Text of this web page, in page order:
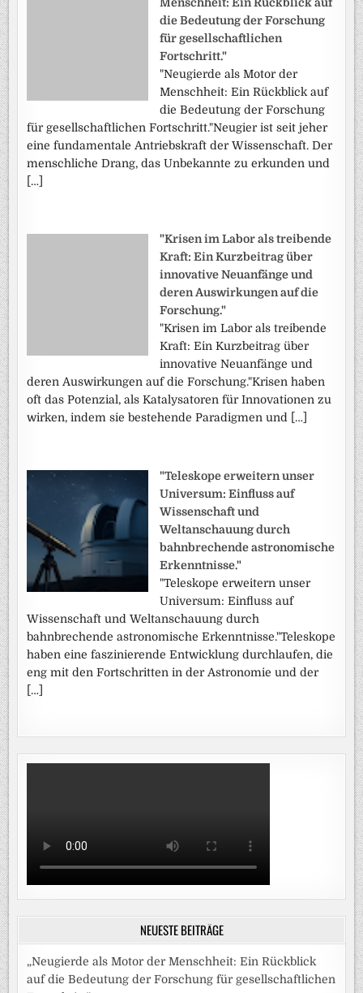
die Bedeutung der Forschung
für gesellschaftlichen
Fortschritt."
"Neugierde als Motor der
Menschheit: Ein Rückblick auf
die Bedeutung der Forschung
für gesellschaftlichen Fortschritt."Neugier ist seit jeher
eine fundamentale Antriebskraft der Wissenschaft. Der
menschliche Drang, das Unbekannte zu erkunden und
[…]
"Krisen im Labor als treibende
Kraft: Ein Kurzbeitrag über
innovative Neuanfänge und
deren Auswirkungen auf die
Forschung."
"Krisen im Labor als treibende
Kraft: Ein Kurzbeitrag über
innovative Neuanfänge und
deren Auswirkungen auf die Forschung."Krisen haben
oft das Potenzial, als Katalysatoren für Innovationen zu
wirken, indem sie bestehende Paradigmen und […]
"Teleskope erweitern unser
Universum: Einfluss auf
Wissenschaft und
Weltanschauung durch
bahnbrechende astronomische
Erkenntnisse."
"Teleskope erweitern unser
Universum: Einfluss auf
Wissenschaft und Weltanschauung durch
bahnbrechende astronomische Erkenntnisse."Teleskope
haben eine faszinierende Entwicklung durchlaufen, die
eng mit den Fortschritten in der Astronomie und der
[…]
NEUESTE BEITRÄGE
„Neugierde als Motor der Menschheit: Ein Rückblick
auf die Bedeutung der Forschung für gesellschaftlichen